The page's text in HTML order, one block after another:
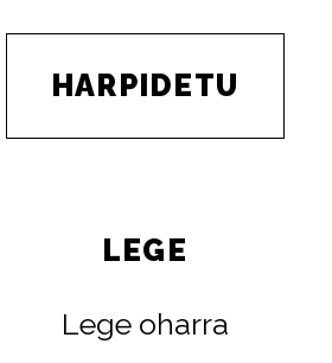
HARPIDETU
LEGE
Lege oharra